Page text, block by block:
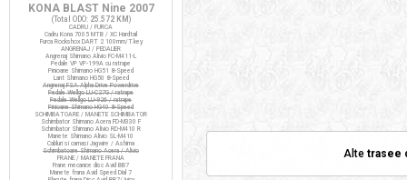
Alte trasee
KONA BLAST Nine 2007
(Total ODO: 25.572 KM )
CADRU / FURCA
Cadru Kona 7005 MTB / XC Hardtail
Furca Rockshox DART 2 100mm/T.key
ANGRENAJ / PEDALIER
Angrenaj Shimano Alivio FC-M411-L
Pedale VP VP-199A cu ratrape
Pinioane Shimano HG51 8-Speed
Lant Shimano HG50 8-Speed
Angrenaj FSA Alpha Drive Powerdrive
Pedale Wellgo LU-C27G / ratrape
Pedale Wellgo LU-926 / ratrape
Pinioane Shimano HG40 8-Speed
SCHIMBATOARE / MANETE SCHIMBATOR
Schimbator Shimano Acera FD-M330 F
Schimbator Shimano Alivio RD-M410 R
Manete Shimano Alivio SL-M410
Cabluri si camasi Jagwire / Ashima
Schimbatoare Shimano Acera / Alivio
FRANE / MANETE FRANA
Frane mecanice disc Avid BB7
Manete frana Avid Speed Dial 7